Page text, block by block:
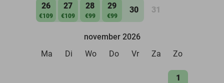
26
€109
27
€109
28
€99
29
€99
30 31
november 2026
Ma
Di Wo Do Vr Za Zo
1